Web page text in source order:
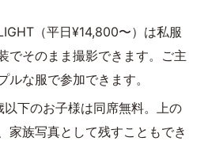
（平日¥14,800〜）は私服
でそのまま撮影できます。ご主
ルな服で参加できます。
以下のお子様は同席無料。上の
家族写真として残すこともでき